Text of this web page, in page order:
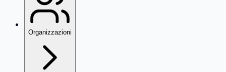
Organizzazioni